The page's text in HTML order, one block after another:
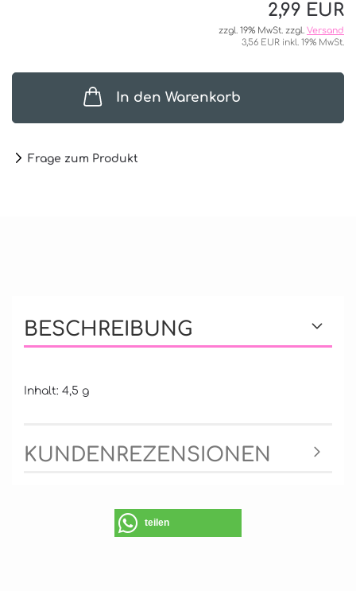
2,99 EUR
zzgl. 19% MwSt. zzgl. Versand
3,56 EUR inkl. 19% MwSt.
In den Warenkorb
Frage zum Produkt
BESCHREIBUNG
Inhalt: 4,5 g
KUNDENREZENSIONEN
teilen